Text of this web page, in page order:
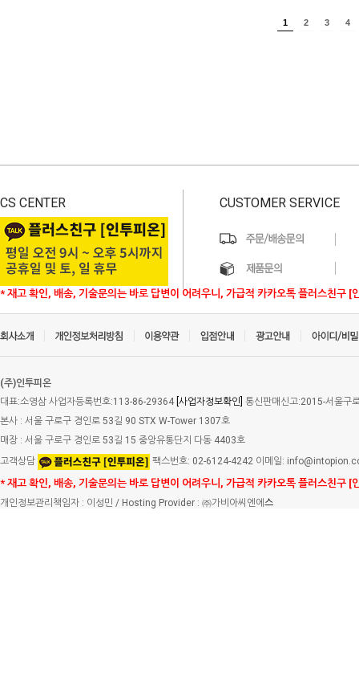
1 2 3 4
CS CENTER
* 재고 확인, 배송, 기술문의는 바로 답변이 어려우니, 가급적 카카오톡 플러스친구 [
CUSTOMER SERVICE
(주)인투피온
대표:소영삼 사업자등록번호:113-86-29364 [사업자정보확인] 통신판매신고:2015-서울구
본사 : 서울 구로구 경인로 53길 90 STX W-Tower 1307호
매장 : 서울 구로구 경인로 53길 15 중앙유통단지 다동 4403호
고객상담
팩스번호: 02-6124-4242 이메일:
* 재고 확인, 배송, 기술문의는 바로 답변이 어려우니, 가급적 카카오톡 플러스친구 [
개인정보관리책임자 : 이성민 / Hosting Provider : ㈜가비아씨엔에 스